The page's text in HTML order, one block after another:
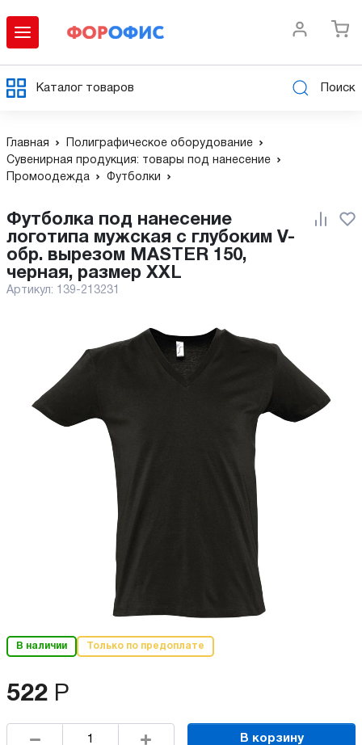
Каталог товаров Поиск
Главная
Полиграфическое оборудование
Сувенирная продукция: товары под нанесение
Промоодежда
Футболки
Футболка под нанесение
логотипа мужская с глубоким V-
обр. вырезом MASTER 150,
черная, размер XXL
Артикул: 139-213231
В наличии Только по предоплате
522 Р
В корзину